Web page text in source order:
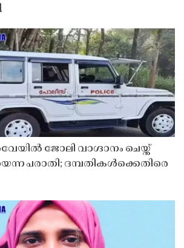
ജോലി വാഗ്ദാനം ചെയ്ത്
പരാതി; ദമ്പതികൾക്കെതിരെ